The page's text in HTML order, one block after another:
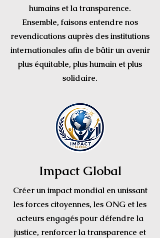
humains et la transparence.
Ensemble, faisons entendre nos
revendications auprès des institutions
internationales afin de bâtir un avenir
plus équitable, plus humain et plus
solidaire.
Impact Global
Créer un impact mondial en unissant
les forces citoyennes, les ONG et les
acteurs engagés pour défendre la
justice, renforcer la transparence et